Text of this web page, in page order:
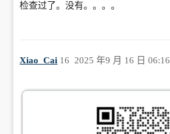
检查过了。没有。。。。
Xiao_Cai 2025 年9 月 16 日 06:16
16